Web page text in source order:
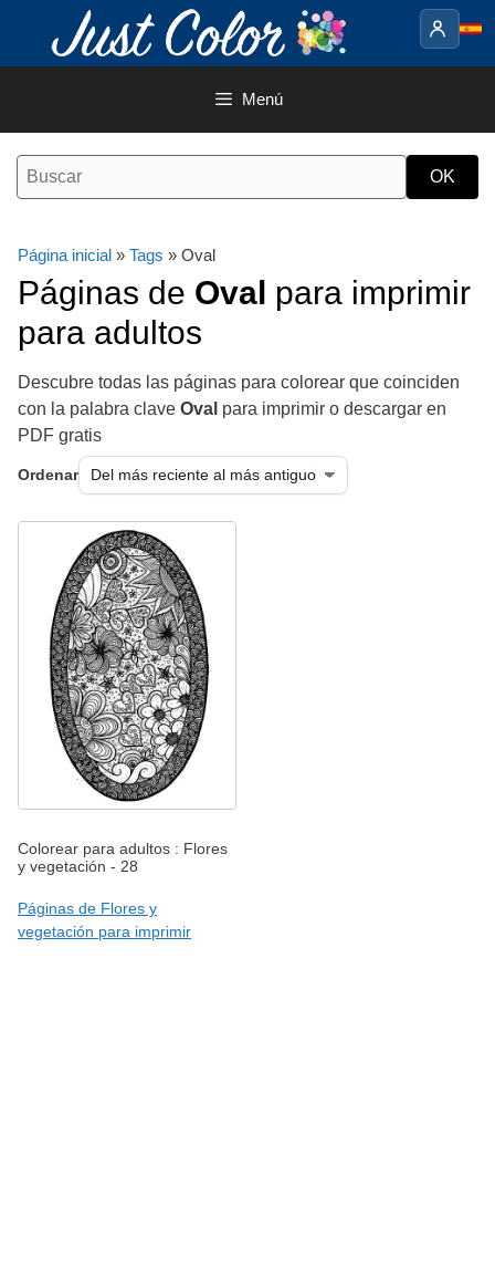
contenido
Menú
Página inicial » Tags » Oval
Páginas de Oval para imprimir
para adultos
Descubre todas las páginas para colorear que coinciden
con la palabra clave Oval para imprimir o descargar en
PDF gratis
Ordenar
Colorear para adultos : Flores
y vegetación - 28
Páginas de Flores y
vegetación para imprimir